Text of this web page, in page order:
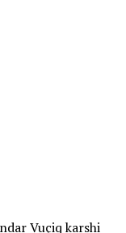
Vuçiq karshi